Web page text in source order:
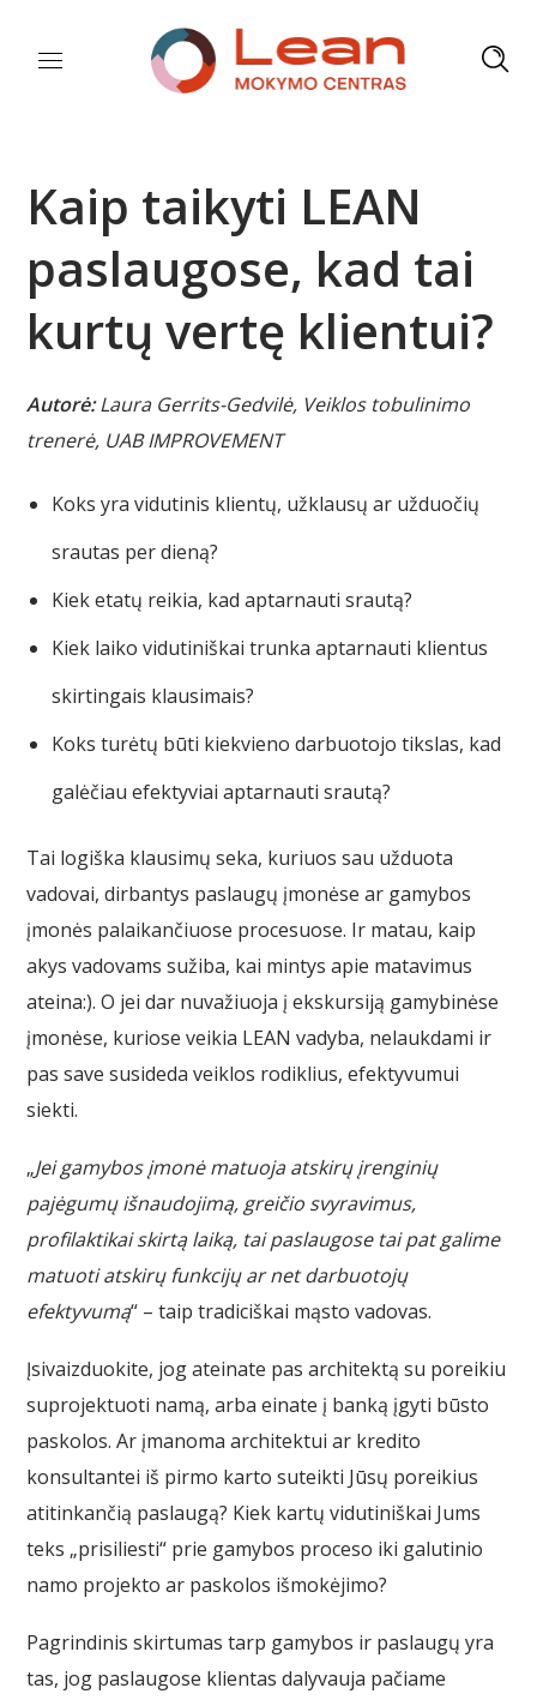
Kaip taikyti LEAN
paslaugose, kad tai
kurtų vertę klientui?
Autorė: Laura Gerrits-Gedvilė, Veiklos tobulinimo
trenerė, UAB IMPROVEMENT
Koks yra vidutinis klientų, užklausų ar užduočių
srautas per dieną?
Kiek etatų reikia, kad aptarnauti srautą?
Kiek laiko vidutiniškai trunka aptarnauti klientus
skirtingais klausimais?
Koks turėtų būti kiekvieno darbuotojo tikslas, kad
galėčiau efektyviai aptarnauti srautą?
Tai logiška klausimų seka, kuriuos sau užduota
vadovai, dirbantys paslaugų įmonėse ar gamybos
įmonės palaikančiuose procesuose. Ir matau, kaip
akys vadovams sužiba, kai mintys apie matavimus
ateina:). O jei dar nuvažiuoja į ekskursiją gamybinėse
įmonėse, kuriose veikia LEAN vadyba, nelaukdami ir
pas save susideda veiklos rodiklius, efektyvumui
siekti.
„Jei gamybos įmonė matuoja atskirų įrenginių
pajėgumų išnaudojimą, greičio svyravimus,
profilaktikai skirtą laiką, tai paslaugose tai pat galime
matuoti atskirų funkcijų ar net darbuotojų
efektyvumą“ – taip tradiciškai mąsto vadovas.
Įsivaizduokite, jog ateinate pas architektą su poreikiu
suprojektuoti namą, arba einate į banką įgyti būsto
paskolos. Ar įmanoma architektui ar kredito
konsultantei iš pirmo karto suteikti Jūsų poreikius
atitinkančią paslaugą? Kiek kartų vidutiniškai Jums
teks „prisiliesti“ prie gamybos proceso iki galutinio
namo projekto ar paskolos išmokėjimo?
Pagrindinis skirtumas tarp gamybos ir paslaugų yra
tas, jog paslaugose klientas dalyvauja pačiame